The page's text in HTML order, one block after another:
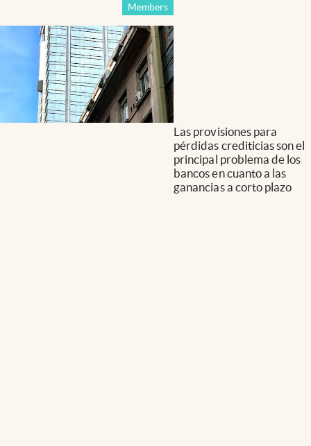
Members
Las provisiones para
pérdidas crediticias son el
principal problema de los
bancos en cuanto a las
ganancias a corto plazo